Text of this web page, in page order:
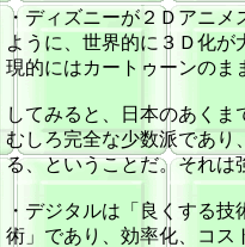
・ディズニーが２Ｄアニ
ように、世界的に３Ｄ化
現的にはカートゥーンのま
してみると、日本のあく
むしろ完全な少数派であり
る、ということだ。それは
・デジタルは「良くする
術」であり、効率化、コス